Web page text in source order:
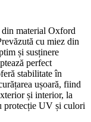
din material Oxford
cu miez din
și susținere
perfect
stabilitate în
ușoară, fiind
și interior, la
protecție UV și culori